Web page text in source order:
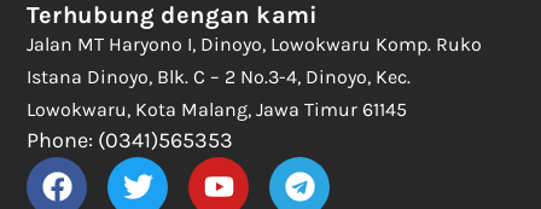
Terhubung dengan kami
Jalan MT Haryono I, Dinoyo, Lowokwaru Komp. Ruko
Istana Dinoyo, Blk. C – 2 No.3-4, Dinoyo, Kec.
Lowokwaru, Kota Malang, Jawa Timur 61145
Phone: (0341)565353